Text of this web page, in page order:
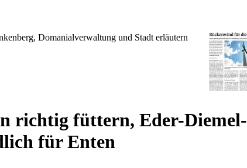
Domanialverwaltung und Stadt erläutern
richtig füttern, Eder-Diemel-
für Enten